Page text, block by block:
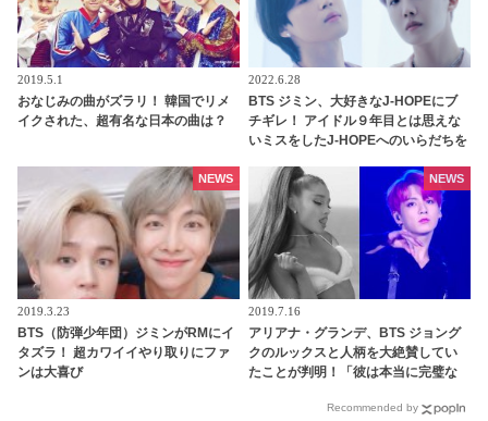
2019.5.1
おなじみの曲がズラリ！ 韓国でリメ
イクされた、超有名な日本の曲は？
2022.6.28
BTS ジミン、大好きなJ-HOPEにブ
チギレ！ アイドル９年目とは思えな
いミスをしたJ-HOPEへのいらだちを
した彼のツッコミが容赦なさすぎる
と爆笑
2019.3.23
BTS（防弾少年団）ジミンがRMにイ
タズラ！ 超カワイイやり取りにファ
ンは大喜び
NEWS
2019.7.16
アリアナ・グランデ、BTS ジョング
クのルックスと人柄を大絶賛してい
たことが判明！「彼は本当に完璧な
にファンは脱帽「彼は世界の歌姫ま
NEWS
Recommended by